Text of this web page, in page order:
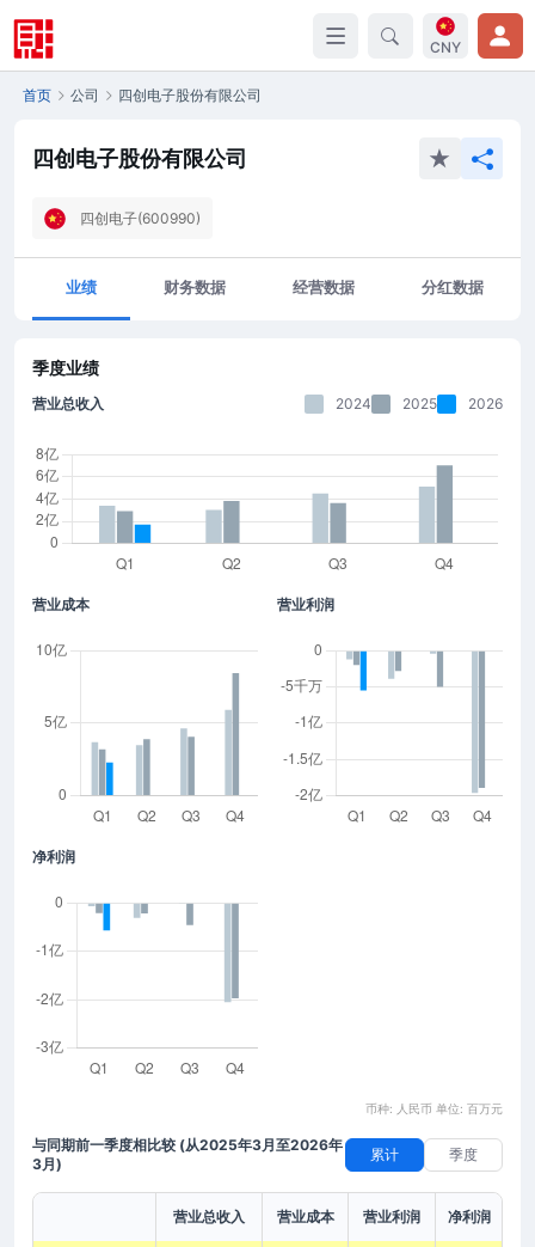
CNY
首页 公司 四创电子股份有限公司
四创电子股份有限公司
四创电子(600990)
业绩 财务数据 经营数据 分红数据
季度业绩
营业总收入 2024 2025 2026
营业成本 营业利润
净利润
币种: 人民币 单位: 百万元
与同期前一季度相比较 (从2025年3月至2026年
3月)
累计 季度
营业总收入 营业成本 营业利润 净利润